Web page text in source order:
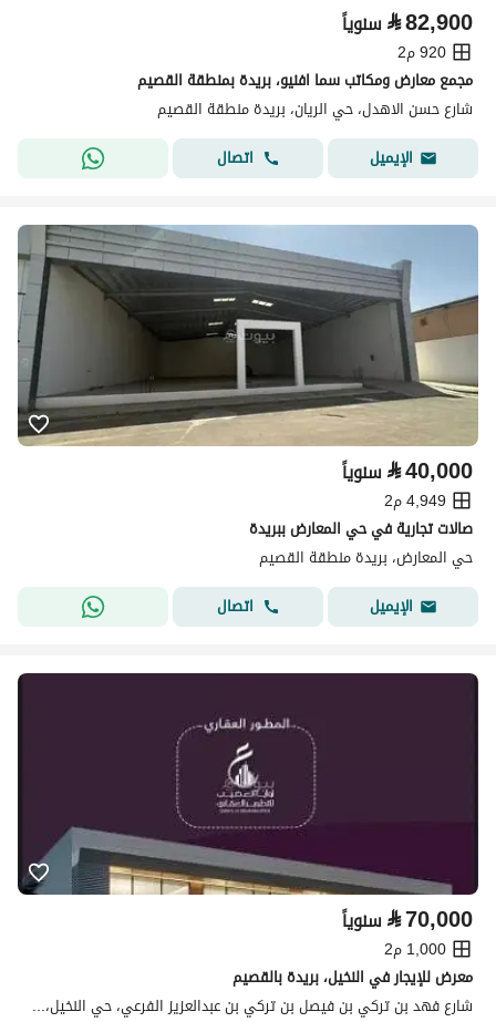
⃁82,900 سنوياً
920 م2
مجمع معارض ومكاتب سما افنيو، بريدة بمنطقة القصيم
شارع حسن الاهدل، حي الريان، بريدة منطقة القصيم
الإيميل
اتصال
⃁40,000 سنوياً
4,949 م2
صالات تجارية في حي المعارض ببريدة
حي المعارض، بريدة منطقة القصيم
الإيميل
اتصال
⃁70,000 سنوياً
1,000 م2
معرض للإيجار في النخيل، بريدة بالقصيم
شارع فهد بن تركي بن فيصل بن تركي بن عبدالعزيز الفرعي، حي النخيل، بريدة منطقة القصيم